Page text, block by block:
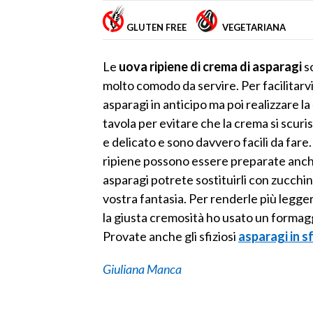
GLUTEN FREE VEGETARIANA
Le uova ripiene di crema di asparagi
molto comodo da servire. Per
asparagi in anticipo ma poi realizzare
tavola per evitare che la crema si
e delicato e sono davvero facili da
ripiene possono essere preparate
asparagi potrete sostituirli con
vostra fantasia. Per renderle più
la giusta cremosità ho usato un
Provate anche gli sfiziosi asparagi in
Giuliana Manca